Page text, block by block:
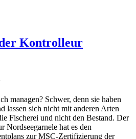
Kontrolleur
managen? Schwer, denn sie haben
lassen sich nicht mit anderen Arten
Fischerei und nicht den Bestand. Der
Nordseegarnele hat es den
zur MSC-Zertifizierung der